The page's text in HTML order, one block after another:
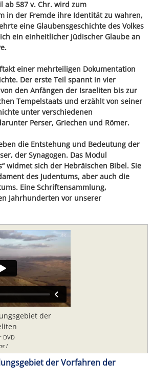
ab 587 v. Chr. wird zum
in der Fremde ihre Identität zu wahren,
eine Glaubensgeschichte des Volkes
ein einheitlicher jüdischer Glaube an
einer mehrteiligen Dokumentation
Der erste Teil spannt in vier
den Anfängen der Israeliten bis zur
Tempelstaats und erzählt von seiner
unter verschiedenen
Perser, Griechen und Römer.
die Entstehung und Bedeutung der
der Synagogen. Das Modul
widmet sich der Hebräischen Bibel. Sie
des Judentums, aber auch die
Eine Schriftensammlung,
Jahrhunderten vor unserer
der
DVD
I
der Vorfahren der